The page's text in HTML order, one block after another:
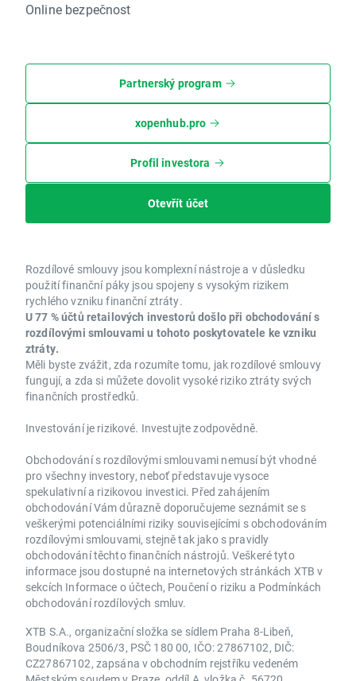
Online bezpečnost
Partnerský program
xopenhub.pro
Profil investora
Otevřít účet
Rozdílové smlouvy jsou komplexní nástroje a v důsledku
použití finanční páky jsou spojeny s vysokým rizikem
rychlého vzniku finanční ztráty.
U 77 % účtů retailových investorů došlo při obchodování s
rozdílovými smlouvami u tohoto poskytovatele ke vzniku
ztráty.
Měli byste zvážit, zda rozumíte tomu, jak rozdílové smlouvy
fungují, a zda si můžete dovolit vysoké riziko ztráty svých
finančních prostředků.
Investování je rizikové. Investujte zodpovědně.
Obchodování s rozdílovými smlouvami nemusí být vhodné
pro všechny investory, neboť představuje vysoce
spekulativní a rizikovou investici. Před zahájením
obchodování Vám důrazně doporučujeme seznámit se s
veškerými potenciálními riziky souvisejícími s obchodováním
rozdílovými smlouvami, stejně tak jako s pravidly
obchodování těchto finančních nástrojů. Veškeré tyto
informace jsou dostupné na internetových stránkách XTB v
sekcích Informace o účtech, Poučení o riziku a Podmínkách
obchodování rozdílových smluv.
XTB S.A., organizační složka se sídlem Praha 8-Libeň,
Boudníkova 2506/3, PSČ 180 00, IČO: 27867102, DIČ:
CZ27867102, zapsána v obchodním rejstříku vedeném